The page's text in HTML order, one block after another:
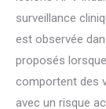
surveillance
est observée
proposés
comportent des
avec un risque